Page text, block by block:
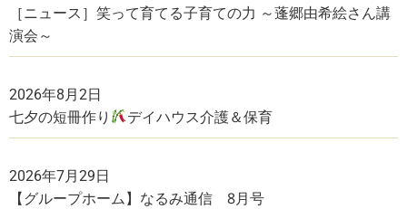
［ニュース］笑って育てる子育ての力 ～蓬郷由希絵さん講
演会～
2026年8月2日
七夕の短冊作り デイハウス介護＆保育
2026年7月29日
【グループホーム】なるみ通信 8月号